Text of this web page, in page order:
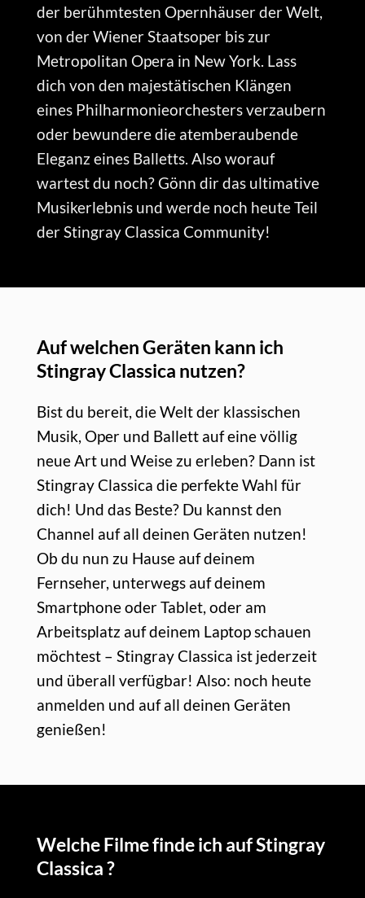
der berühmtesten Opernhäuser der Welt,
von der Wiener Staatsoper bis zur
Metropolitan Opera in New York. Lass
dich von den majestätischen Klängen
eines Philharmonieorchesters verzaubern
oder bewundere die atemberaubende
Eleganz eines Balletts. Also worauf
wartest du noch? Gönn dir das ultimative
Musikerlebnis und werde noch heute Teil
der Stingray Classica Community!
Auf welchen Geräten kann ich
Stingray Classica nutzen?
Bist du bereit, die Welt der klassischen
Musik, Oper und Ballett auf eine völlig
neue Art und Weise zu erleben? Dann ist
Stingray Classica die perfekte Wahl für
dich! Und das Beste? Du kannst den
Channel auf all deinen Geräten nutzen!
Ob du nun zu Hause auf deinem
Fernseher, unterwegs auf deinem
Smartphone oder Tablet, oder am
Arbeitsplatz auf deinem Laptop schauen
möchtest – Stingray Classica ist jederzeit
und überall verfügbar! Also: noch heute
anmelden und auf all deinen Geräten
genießen!
Welche Filme finde ich auf Stingray
Classica ?